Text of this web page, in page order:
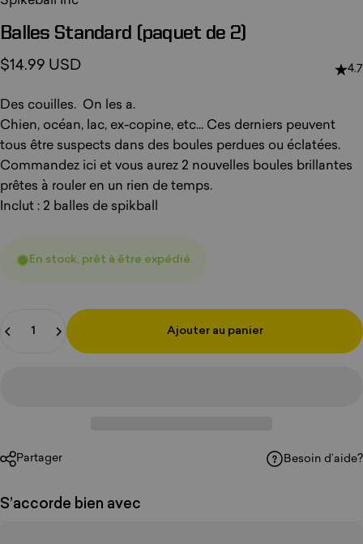
Balles Standard (paquet de 2)
$14.99 USD 4.7
Des couilles. On les a.
Chien, océan, lac, ex-copine, etc... Ces derniers peuvent
tous être suspects dans des boules perdues ou éclatées.
Commandez ici et vous aurez 2 nouvelles boules brillantes
prêtes à rouler en un rien de temps.
Inclut : 2 balles de spikball
En stock, prêt à être expédié
Ajouter au panier
Partager Besoin d’aide?
S’accorde bien avec